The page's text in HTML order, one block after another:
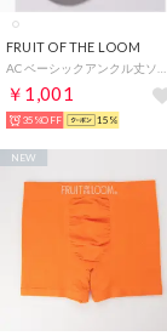
FRUIT OF THE LOOM
￥1,001
35%OFF 15%
NEW